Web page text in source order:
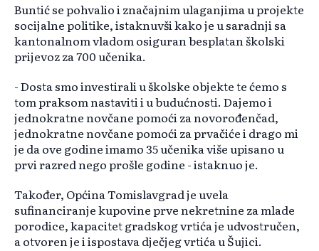
Buntić se pohvalio i značajnim ulaganjima u projekte
socijalne politike, istaknuvši kako je u saradnji sa
kantonalnom vladom osiguran besplatan školski
prijevoz za 700 učenika.
- Dosta smo investirali u školske objekte te ćemo s
tom praksom nastaviti i u budućnosti. Dajemo i
jednokratne novčane pomoći za novorođenčad,
jednokratne novčane pomoći za prvačiće i drago mi
je da ove godine imamo 35 učenika više upisano u
prvi razred nego prošle godine - istaknuo je.
Također, Općina Tomislavgrad je uvela
sufinanciranje kupovine prve nekretnine za mlade
porodice, kapacitet gradskog vrtića je udvostručen,
a otvoren je i ispostava dječjeg vrtića u Šujici.